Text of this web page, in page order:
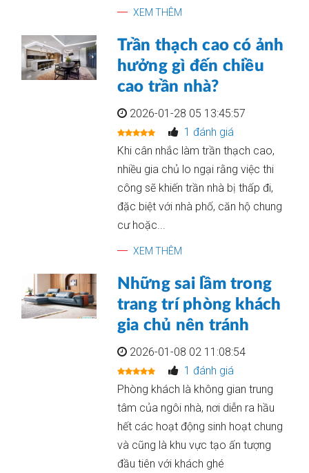
XEM THÊM
Trần thạch cao có ảnh
hưởng gì đến chiều
cao trần nhà?
2026-01-28 05 13:45:57
1 đánh giá
Khi cân nhắc làm trần thạch cao,
nhiều gia chủ lo ngại rằng việc thi
công sẽ khiến trần nhà bị thấp đi,
đặc biệt với nhà phố, căn hộ chung
cư hoặc...
XEM THÊM
Những sai lầm trong
trang trí phòng khách
gia chủ nên tránh
2026-01-08 02 11:08:54
1 đánh giá
Phòng khách là không gian trung
tâm của ngôi nhà, nơi diễn ra hầu
hết các hoạt động sinh hoạt chung
và cũng là khu vực tạo ấn tượng
đầu tiên với khách ghé